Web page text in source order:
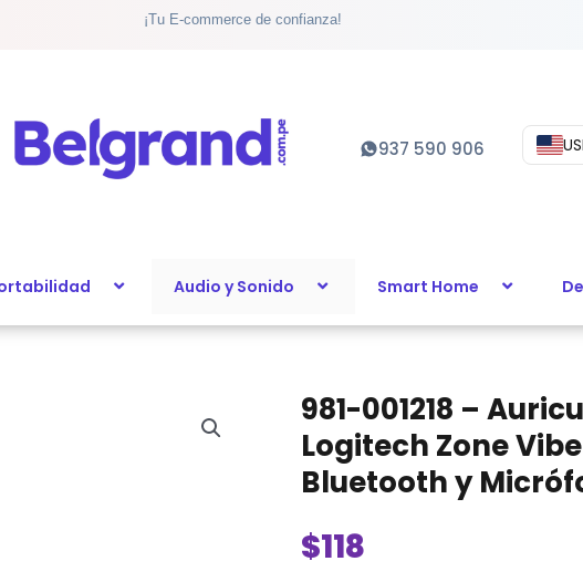
¡Tu E-commerce de confianza!
937 590 906
Audio y Sonido Smart Home
981-001218 –
Logitech Zone
Bluetooth y
$118
981-
001218
-
Auriculares
Logitech
Zone
White
Flip-